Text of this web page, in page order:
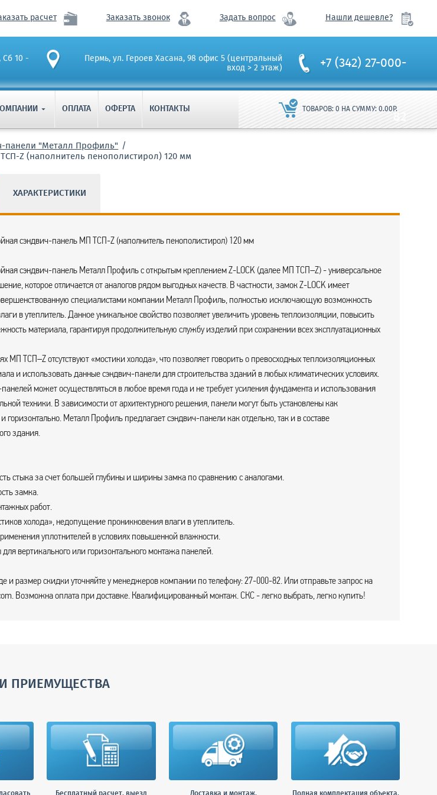
расчет Заказать звонок Задать вопрос Нашли дешевле?
10 - Пермь, ул. Героев Хасана, 98 офис 5 (центральный
вход > 2 этаж) +7 (342) 27-000-
82
 ОПЛАТА ОФЕРТА КОНТАКТЫ ТОВАРОВ:0 НА СУММУ:0.00Р.
панели "Металл Профиль"
Z (наполнитель пенополистирол) 120 мм
ХАРАКТЕРИСТИКИ
сэндвич-панель МП ТСП-Z (наполнитель пенополистирол) 120 мм
сэндвич-панель Металл Профиль с открытым креплением Z-LOCK (далее МП ТСП–Z) - универсальное
которое отличается от аналогов рядом выгодных качеств. В частности, замок Z-LOCK имеет
специалистами компании Металл Профиль, полностью исключающую возможность
в утеплитель. Данное уникальное свойство позволяет увеличить уровень теплоизоляции, повысить
материала, гарантируя продолжительную службу изделий при сохранении всех эксплуатационных
МП ТСП–Z отсутствуют «мостики холода», что позволяет говорить о превосходных теплоизоляционных
и использовать данные сэндвич-панели для строительства зданий в любых климатических условиях.
может осуществляться в любое время года и не требует усиления фундамента и использования
техники. В зависимости от архитектурного решения, панели могут быть установлены как
горизонтально. Металл Профиль предлагает сэндвич-панели как отдельно, так и в составе
здания.
стыка за счет большей глубины и ширины замка по сравнению с аналогами.
замка.
работ.
холода», недопущение проникновения влаги в утеплитель.
уплотнителей в условиях повышенной влажности.
вертикального или горизонтального монтажа панелей.
и размер скидки уточняйте у менеджеров компании по телефону: 27-000-82. Или отправьте запрос на
Возможна оплата при доставке. Квалифицированный монтаж. СКС - легко выбрать, легко купить!
ПРИЕМУЩЕСТВА